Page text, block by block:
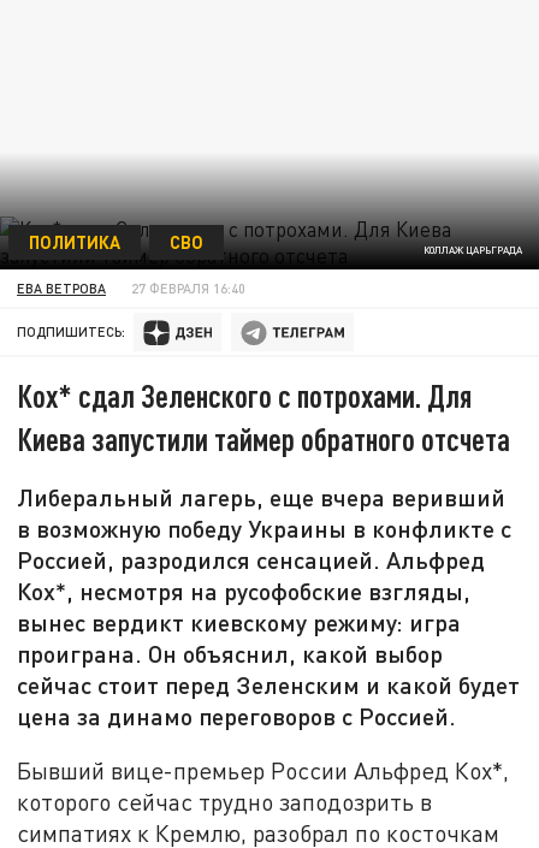
КОЛЛАЖ ЦАРЬГРАДА
ПОЛИТИКА СВО
ЕВА ВЕТРОВА 27 ФЕВРАЛЯ 16:40
ПОДПИШИТЕСЬ:
Кох* сдал Зеленского с потрохами. Для
Киева запустили таймер обратного отсчета
Либеральный лагерь, еще вчера веривший
в возможную победу Украины в конфликте с
Россией, разродился сенсацией. Альфред
Кох*, несмотря на русофобские взгляды,
вынес вердикт киевскому режиму: игра
проиграна. Он объяснил, какой выбор
сейчас стоит перед Зеленским и какой будет
цена за динамо переговоров с Россией.
Бывший вице-премьер России Альфред Кох*,
которого сейчас трудно заподозрить в
симпатиях к Кремлю, разобрал по косточкам